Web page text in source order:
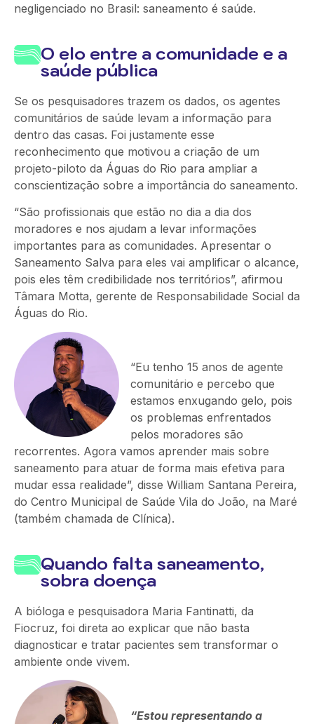
negligenciado no Brasil: saneamento é saúde.
O elo entre a comunidade e a
saúde pública
Se os pesquisadores trazem os dados, os agentes
comunitários de saúde levam a informação para
dentro das casas. Foi justamente esse
reconhecimento que motivou a criação de um
projeto-piloto da Águas do Rio para ampliar a
conscientização sobre a importância do saneamento.
“São profissionais que estão no dia a dia dos
moradores e nos ajudam a levar informações
importantes para as comunidades. Apresentar o
Saneamento Salva para eles vai amplificar o alcance,
pois eles têm credibilidade nos territórios”, afirmou
Tâmara Motta, gerente de Responsabilidade Social da
Águas do Rio.
“Eu tenho 15 anos de agente
comunitário e percebo que
estamos enxugando gelo, pois
os problemas enfrentados
pelos moradores são
recorrentes. Agora vamos aprender mais sobre
saneamento para atuar de forma mais efetiva para
mudar essa realidade”, disse William Santana Pereira,
do Centro Municipal de Saúde Vila do João, na Maré
(também chamada de Clínica).
Quando falta saneamento,
sobra doença
A bióloga e pesquisadora Maria Fantinatti, da
Fiocruz, foi direta ao explicar que não basta
diagnosticar e tratar pacientes sem transformar o
ambiente onde vivem.
“Estou representando a